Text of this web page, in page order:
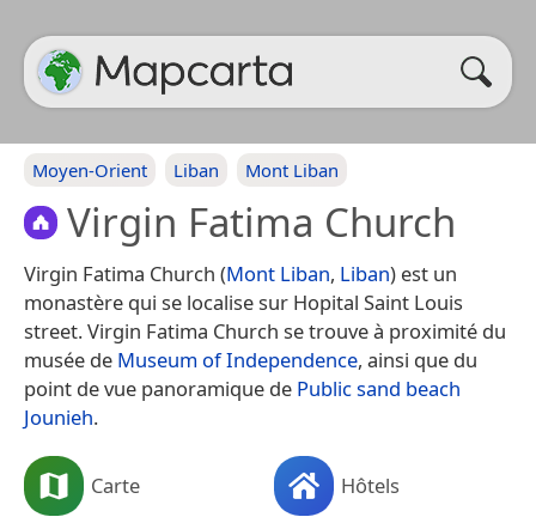
Moyen-Orient Liban Mont Liban
Virgin Fatima Church
Virgin Fatima Church (Mont Liban, Liban) est un
monastère qui se localise sur Hopital Saint Louis
street. Virgin Fatima Church se trouve à proximité du
musée de Museum of Independence, ainsi que du
point de vue panoramique de Public sand beach
Jounieh.
Carte Hôtels